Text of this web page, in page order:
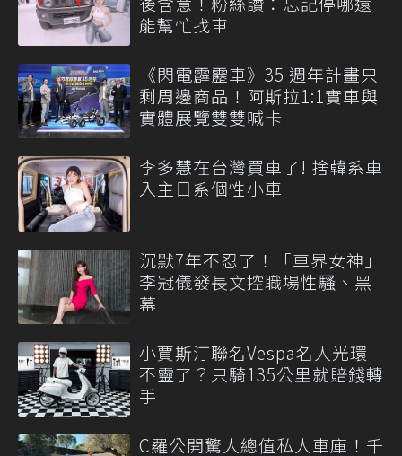
能幫忙找車
《閃電霹靂車》35 週年計畫只
剩周邊商品！阿斯拉1:1實車與
實體展覽雙雙喊卡
李多慧在台灣買車了! 捨韓系車
入主日系個性小車
沉默7年不忍了！「車界女神」
李冠儀發長文控職場性騷、黑
幕
小賈斯汀聯名Vespa名人光環
不靈了？只騎135公里就賠錢轉
手
C羅公開驚人總值私人車庫！千